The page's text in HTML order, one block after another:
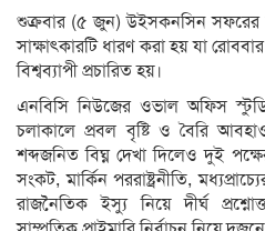
শুক্রবার (৫ জুন) উইসকনসিন সফরের
সাক্ষাৎকারটি ধারণ করা হয় যা
বিশ্বব্যাপী প্রচারিত হয়।
এনবিসি নিউজের ওভাল অফিস
চলাকালে প্রবল বৃষ্টি ও বৈরি
শব্দজনিত বিঘ্ন দেখা দিলেও দুই
সংকট, মার্কিন পররাষ্ট্রনীতি,
রাজনৈতিক ইস্যু নিয়ে দীর্ঘ